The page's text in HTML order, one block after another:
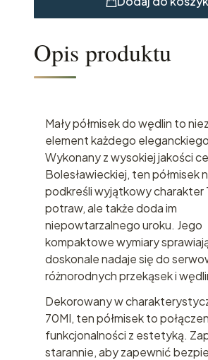
Opis produktu
Mały półmisek do wędlin to
element każdego
Wykonany z wysokiej jakości
Bolesławieckiej, ten półmisek
podkreśli wyjątkowy charakter
potraw, ale także doda im
niepowtarzalnego uroku. Jego
kompaktowe wymiary
doskonale nadaje się do
różnorodnych przekąsek i
Dekorowany w
70MI, ten półmisek to
funkcjonalności z estetyką.
starannie, aby zapewnić